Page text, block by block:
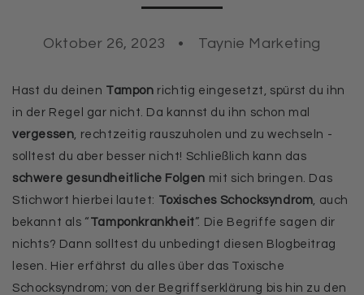
Oktober 26, 2023 Taynie Marketing
Hast du deinen Tampon richtig eingesetzt, spürst du ihn
in der Regel gar nicht. Da kannst du ihn schon mal
vergessen, rechtzeitig rauszuholen und zu wechseln -
solltest du aber besser nicht! Schließlich kann das
schwere gesundheitliche Folgen mit sich bringen. Das
Stichwort hierbei lautet: Toxisches Schocksyndrom, auch
bekannt als “ Tamponkrankheit”. Die Begriffe sagen dir
nichts? Dann solltest du unbedingt diesen Blogbeitrag
lesen. Hier erfährst du alles über das Toxische
Schocksyndrom; von der Begriffserklärung bis hin zu den